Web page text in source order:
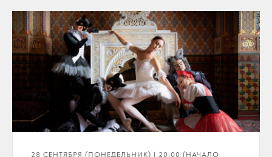
28 СЕНТЯБРЯ (ПОНЕДЕЛЬНИК) | 20:00 (НАЧАЛО